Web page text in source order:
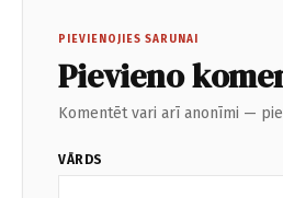
PIEVIENOJIES SARUNAI
Pievieno
Komentēt vari arī anonīmi —
VĀRDS